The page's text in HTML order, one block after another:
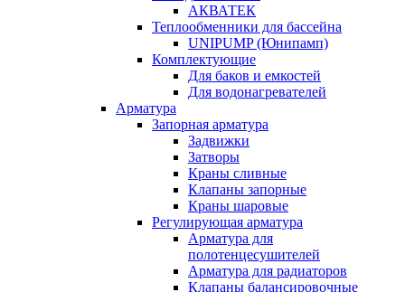
АКВАТЕК
Теплообменники для бассейна
UNIPUMP (Юнипамп)
Комплектующие
Для баков и емкостей
Для водонагревателей
Арматура
Запорная арматура
Задвижки
Затворы
Краны сливные
Клапаны запорные
Краны шаровые
Регулирующая арматура
Арматура для
полотенцесушителей
Арматура для радиаторов
Клапаны балансировочные